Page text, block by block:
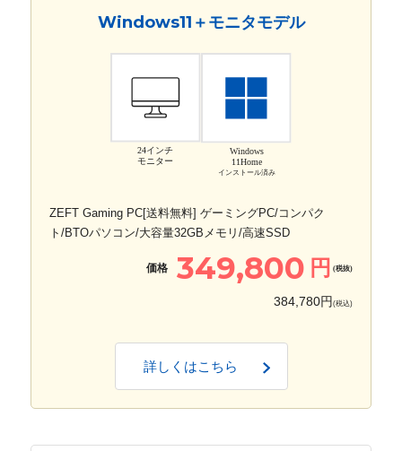
Windows11＋モニタモデル
24インチ
モニター
Windows
11Home
インストール済み
ZEFT Gaming PC[送料無料] ゲーミングPC/コンパク
ト/BTOパソコン/大容量32GBメモリ/高速SSD
価格 349,800 円 (税抜)
384,780円 (税込)
詳しくはこちら